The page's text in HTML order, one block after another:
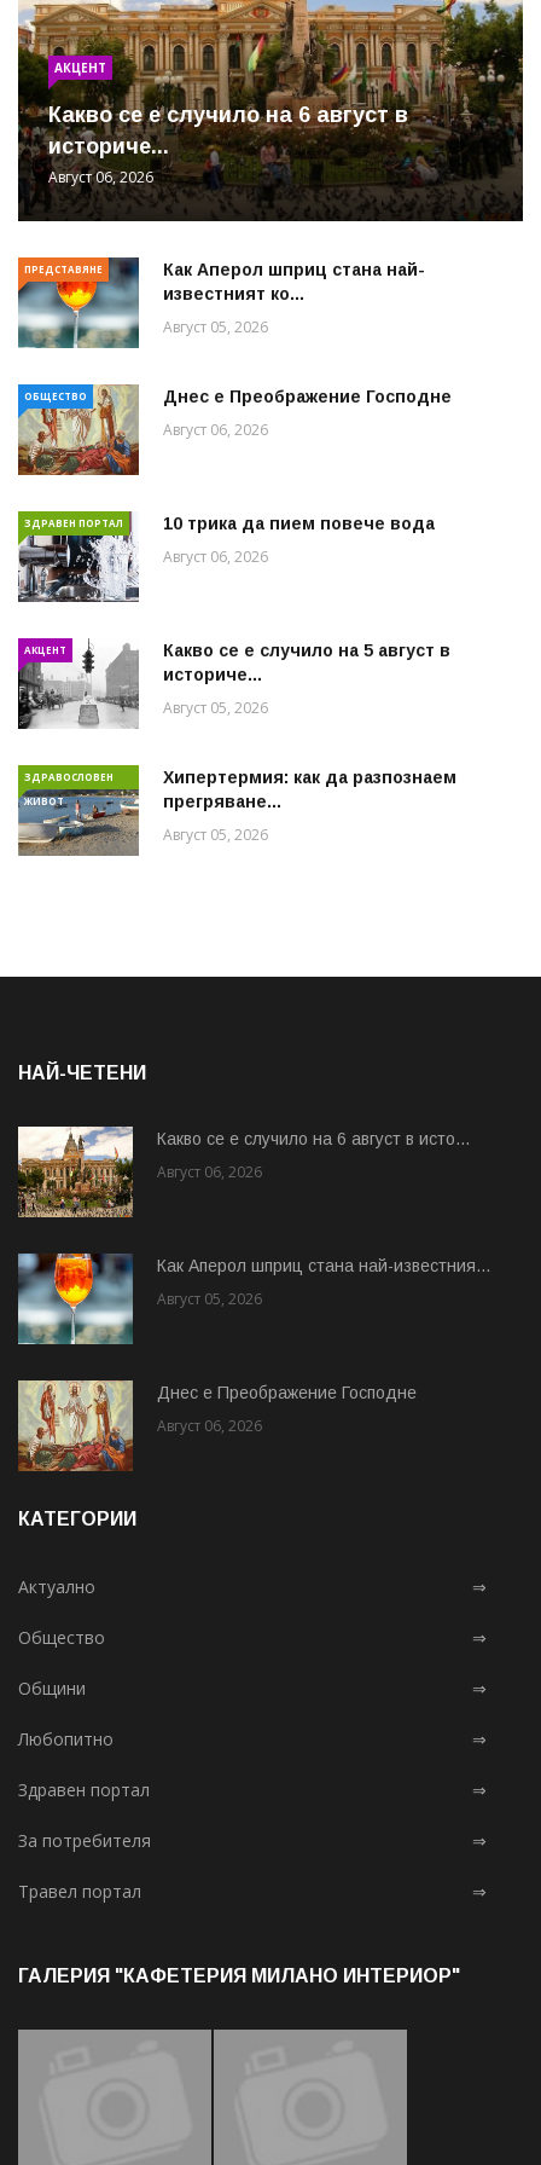
АКЦЕНТ
Какво се е случило на 6 август в
историче...
Август 06, 2026
ПРЕДСТАВЯНЕ
Как Аперол шприц стана най-
известният ко...
Август 05, 2026
ОБЩЕСТВО Днес е Преображение Господне
Август 06, 2026
ЗДРАВЕН ПОРТАЛ 10 трика да пием повече вода
Август 06, 2026
АКЦЕНТ
Какво се е случило на 5 август в
историче...
Август 05, 2026
ЗДРАВОСЛОВЕН
ЖИВОТ
Хипертермия: как да разпознаем
прегряване...
Август 05, 2026
НАЙ-ЧЕТЕНИ
Какво се е случило на 6 август в исто...
Август 06, 2026
Как Аперол шприц стана най-известния...
Август 05, 2026
Днес е Преображение Господне
Август 06, 2026
КАТЕГОРИИ
Актуално ⇒
Общество ⇒
Общини ⇒
Любопитно ⇒
Здравен портал ⇒
За потребителя ⇒
Травел портал ⇒
ГАЛЕРИЯ "КАФЕТЕРИЯ МИЛАНО ИНТЕРИОР"